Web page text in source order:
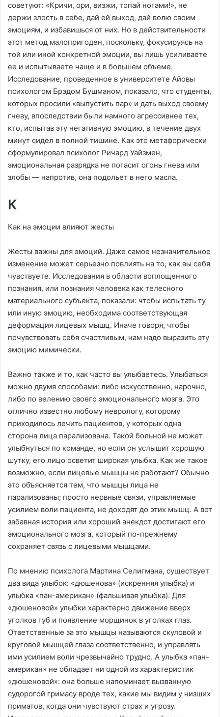
советуют: «Кричи, ори, визжи, топай ногами!», не
держи злость в себе, дай ей выход, дай волю своим
эмоциям, и избавишься от них. Но в действительности
этот метод малопригоден, поскольку, фокусируясь на
той или иной конкретной эмоции, вы лишь усиливаете
ее и испытываете чаще и в большем объеме.
Исследование, проведенное в университете Айовы
психологом Брэдом Бушманом, показало, что студенты,
которых просили «выпустить пар» и дать выход своему
гневу, впоследствии были намного агрессивнее тех,
кто, испытав эту негативную эмоцию, в течение двух
минут сидел в полной тишине. Как это метафорически
сформулировал психолог Ричард Уайзмен,
эмоциональная разрядка не погасит огонь гнева или
злобы — напротив, она подольет в него масла.
К
Как на эмоции влияют жесты
Жесты важны для эмоций. Даже самое незначительное
изменение может серьезно повлиять на то, как вы себя
чувствуете. Исследования в области воплощенного
познания, или познания человека как телесного
материального субъекта, показали: чтобы испытать ту
или иную эмоцию, необходима соответствующая
деформация лицевых мышц. Иначе говоря, чтобы
почувствовать себя счастливым, нам надо выразить эту
эмоцию мимически.
Важно также и то, как часто вы улыбаетесь. Улыбаться
можно двумя способами: либо искусственно, нарочно,
либо по велению своего эмоционального мозга. Это
отлично известно любому неврологу, которому
приходилось лечить пациентов, у которых одна
сторона лица парализована. Такой больной не может
улыбнуться по команде, но если он услышит хорошую
шутку, его лицо осветит широкая улыбка. Как же такое
возможно, если лицевые мышцы не работают? Обычно
это объясняется тем, что мышцы лица не
парализованы; просто нервные связи, управляемые
усилием воли пациента, не доходят до этих мышц. А вот
забавная история или хороший анекдот достигают его
эмоционального мозга, который по-прежнему
сохраняет связь с лицевыми мышцами.
По мнению психолога Мартина Селигмана, существует
два вида улыбок: «дюшенова» (искренняя улыбка) и
улыбка «пан-американ» (фальшивая улыбка). Для
«дюшеновой» улыбки характерно движение вверх
уголков губ и появление морщинок в уголках глаз.
Ответственные за это мышцы называются скуловой и
круговой мышцей глаза соответственно, и управлять
ими усилием воли чрезвычайно трудно. А улыбка «пан-
американ» не обладает ни одной из характеристик
«дюшеновой»: она больше напоминает вызванную
судорогой гримасу вроде тех, какие мы видим у низших
приматов, когда они чувствуют страх и угрозу.